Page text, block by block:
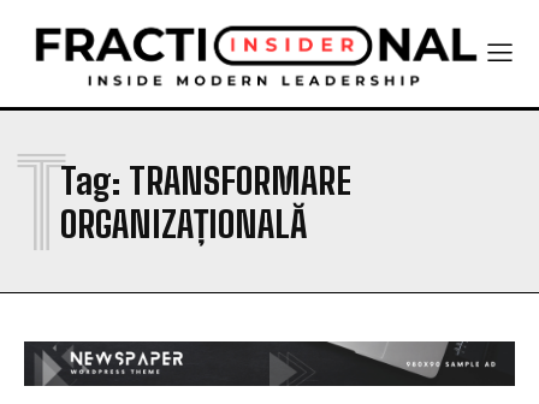
Tag: TRANSFORMARE
ORGANIZAȚIONALĂ
T